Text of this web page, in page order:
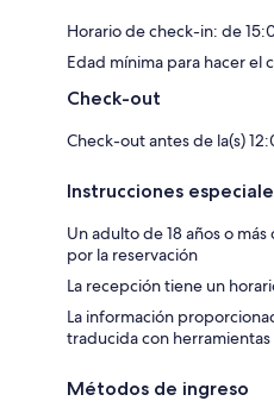
Horario de check-in: de
Edad mínima para hacer el
Check-out
Check-out antes de la(s)
Instrucciones
Un adulto de 18 años o
por la reservación
La recepción tiene un
La información
traducida con
Métodos de ingreso